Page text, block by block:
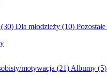
(30) Dla młodzieży (10) Pozostałe
motywacja (21) Albumy (5)